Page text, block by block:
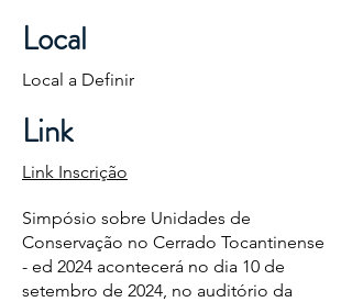
Local
Local a Definir
Link
Link Inscrição
Simpósio sobre Unidades de
Conservação no Cerrado Tocantinense
- ed 2024 acontecerá no dia 10 de
setembro de 2024, no auditório da